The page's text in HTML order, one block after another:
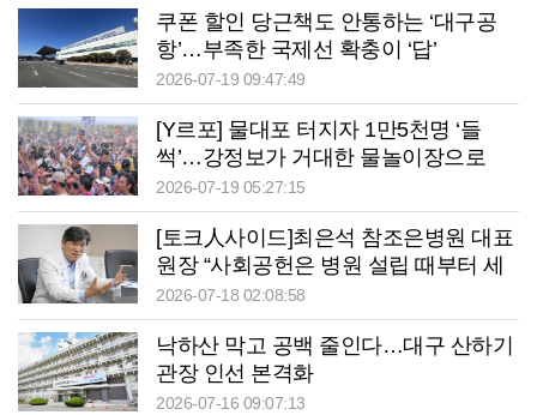
쿠폰 할인 당근책도 안통하는 ‘대구공
항’…부족한 국제선 확충이 ‘답’
2026-07-19 09:47:49
[Y르포] 물대포 터지자 1만5천명 ‘들
썩’…강정보가 거대한 물놀이장으로
2026-07-19 05:27:15
[토크人사이드]최은석 참조은병원 대표
원장 “사회공헌은 병원 설립 때부터 세
운 약속”
2026-07-18 02:08:58
낙하산 막고 공백 줄인다…대구 산하기
관장 인선 본격화
2026-07-16 09:07:13